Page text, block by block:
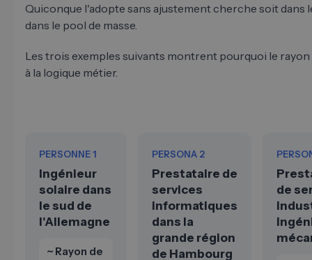
Quiconque l'adopte sans ajustement cherche soit dans
dans le pool de masse.
Les trois exemples suivants montrent pourquoi le
à la logique métier.
PERSONNE 1
Ingénieur
solaire dans
le sud de
l'Allemagne
~ Rayon de
PERSONA 2
Prestataire de
services
informatiques
dans la
grande région
de Hambourg
de